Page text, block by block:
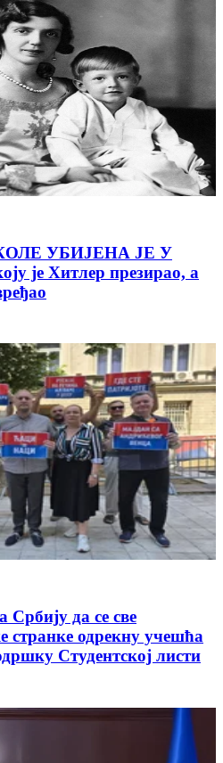
УБИЈЕНА ЈЕ У
је Хитлер презирао, а
Србију да се све
странке одрекну учешћа
Студентској листи